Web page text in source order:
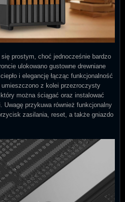
prostym, choć jednocześnie bardzo
ulokowano gustowne drewniane
i elegancję łącząc funkcjonalność
z kolei przezroczysty
można ściągać oraz instalować
Uwagę przykuwa również funkcjonalny
zasilania, reset, a także gniazdo